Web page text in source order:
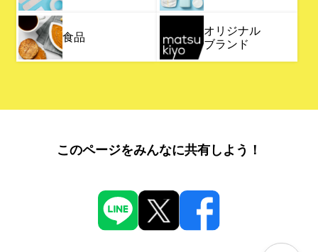
食品
オリジナル
ブランド
このページをみんなに共有しよう！